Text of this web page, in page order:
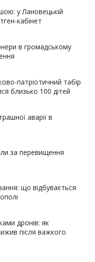
у Лановецькій
кабінет
в громадському
патріотичний табір
близько 100 дітей
аварії в
за перевищення
що відбувається
дронів: як
після важкого